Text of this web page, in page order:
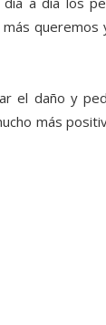
queremos
el daño y
más